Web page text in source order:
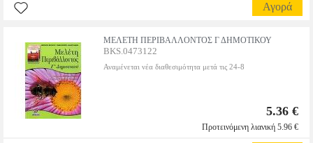
Αγορά
ΜΕΛΕΤΗ ΠΕΡΙΒΑΛΛΟΝΤΟΣ Γ ΔΗΜΟΤΙΚΟΥ
BKS.0473122
Αναμένεται νέα διαθεσιμότητα μετά τις 24-8
5.36 €
Προτεινόμενη λιανική 5.96 €